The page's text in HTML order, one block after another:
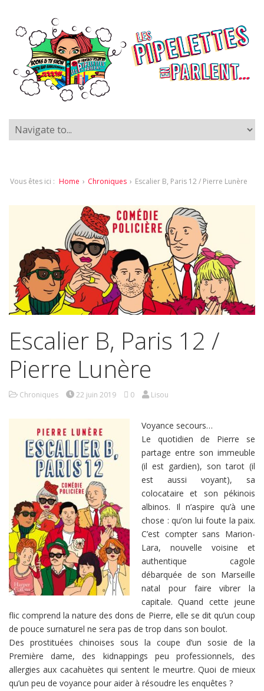
Vous êtes ici : Home › Chroniques › Escalier B, Paris 12 / Pierre Lunère
Escalier B, Paris 12 /
Pierre Lunère
Chroniques 22 juin 2019 0 Lisou
Voyance secours…
Le quotidien de Pierre se
partage entre son immeuble
(il est gardien), son tarot (il
est aussi voyant), sa
colocataire et son pékinois
albinos. Il n’aspire qu’à une
chose : qu’on lui foute la paix.
C’est compter sans Marion-
Lara, nouvelle voisine et
authentique cagole
débarquée de son Marseille
natal pour faire vibrer la
capitale. Quand cette jeune
flic comprend la nature des dons de Pierre, elle se dit qu’un coup
de pouce surnaturel ne sera pas de trop dans son boulot.
Des prostituées chinoises sous la coupe d’un sosie de la
Première dame, des kidnappings peu professionnels, des
allergies aux cacahuètes qui sentent le meurtre. Quoi de mieux
qu’un peu de voyance pour aider à résoudre les enquêtes ?